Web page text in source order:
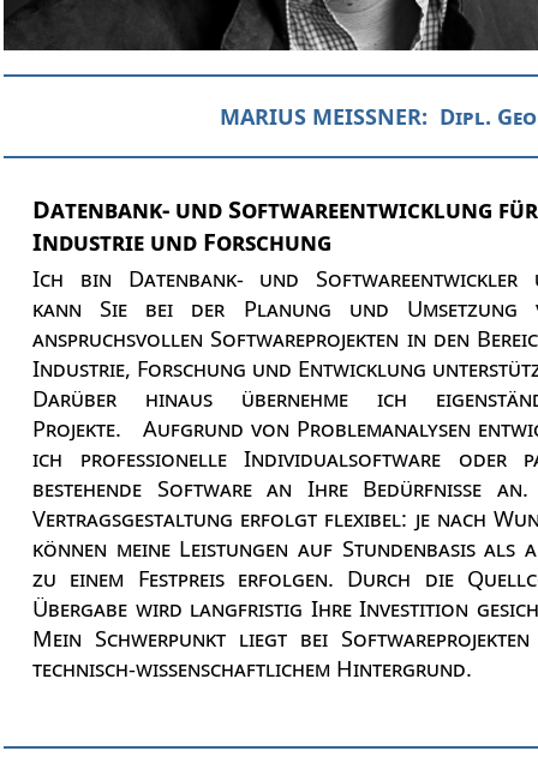
MARIUS MEISSNER: Dipl.
Datenbank- und Softwareentwicklung für
Industrie und Forschung
Ich bin Datenbank- und Softwareentwickler
kann Sie bei der Planung und Umsetzung
anspruchsvollen Softwareprojekten in den
Industrie, Forschung und Entwicklung
Darüber hinaus übernehme ich
Projekte. Aufgrund von Problemanalysen
ich professionelle Individualsoftware oder
bestehende Software an Ihre Bedürfnisse an.
Vertragsgestaltung erfolgt flexibel: je nach
können meine Leistungen auf Stundenbasis als
zu einem Festpreis erfolgen. Durch die
Übergabe wird langfristig Ihre Investition
Mein Schwerpunkt liegt bei
technisch-wissenschaftlichem Hintergrund.